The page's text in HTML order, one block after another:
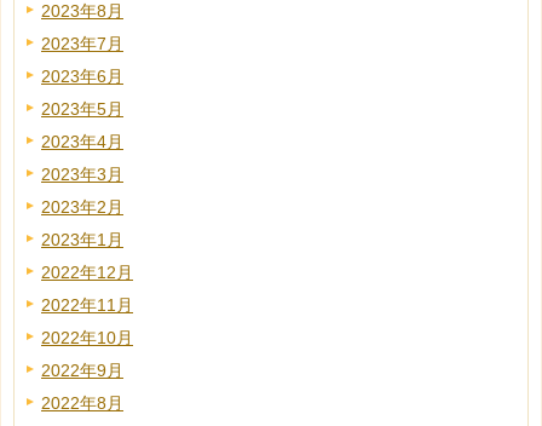
2023年8月
2023年7月
2023年6月
2023年5月
2023年4月
2023年3月
2023年2月
2023年1月
2022年12月
2022年11月
2022年10月
2022年9月
2022年8月